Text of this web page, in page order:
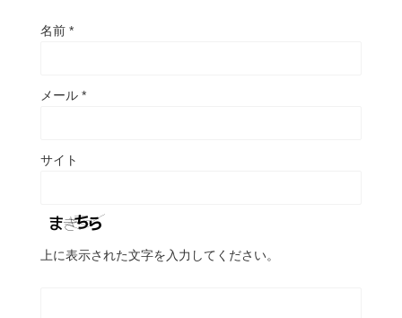
名前 *
メール *
サイト
上に表示された文字を入力してください。